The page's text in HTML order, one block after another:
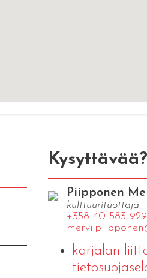
Kysyttävää?
Piipponen
kulttuurituottaja
+358 40 583
karjalan-